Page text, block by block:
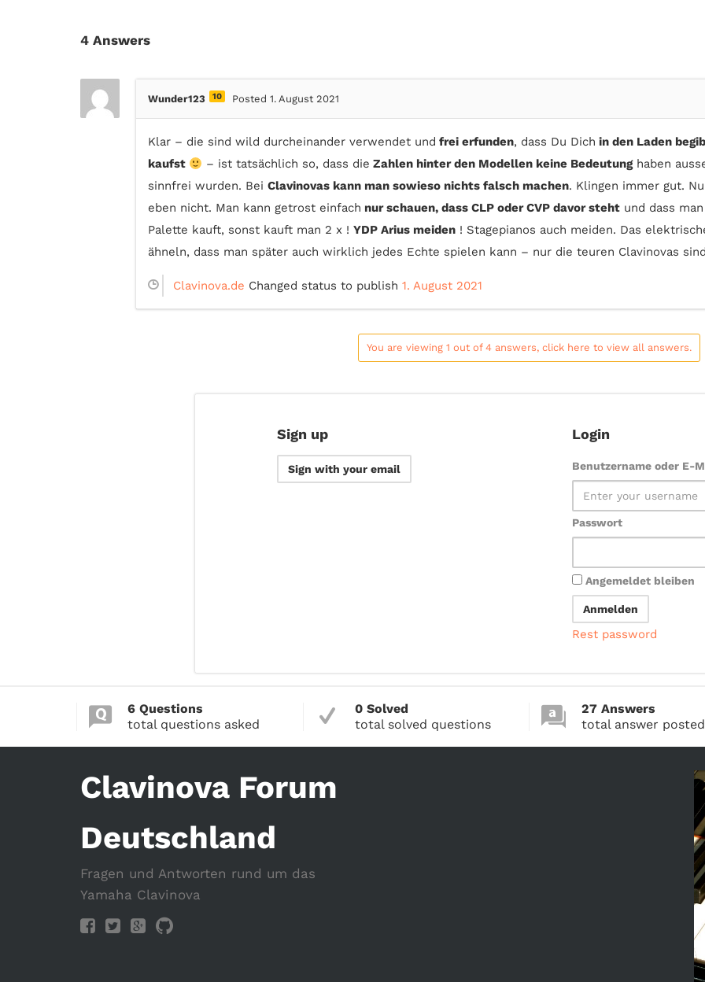
4 Answers
Wunder123 10 Posted 1. August 2021
Klar – die sind wild durcheinander verwendet und frei erfunden, dass Du Dich in den Laden
kaufst
– ist tatsächlich so, dass die Zahlen hinter den Modellen keine Bedeutunghaben
sinnfrei wurden. Bei Clavinovas kann man sowieso nichts falsch machen. Klingen immer gut.
eben nicht. Man kann getrost einfach nur schauen, dass CLP oder CVP davor steht und dass man
Palette kauft, sonst kauft man 2 x ! YDP Arius meiden ! Stagepianos auch meiden. Das
ähneln, dass man später auch wirklich jedes Echte spielen kann – nur die teuren Clavinovas
Clavinova.de Changed status to publish 1. August 2021
You are viewing 1 out of 4 answers, click here to view all answers.
Sign up
Sign with your email
Login
Benutzername oder E-
Passwort
Angemeldet bleiben
Rest password
6 Questions
total questions asked
0 Solved
total solved questions
27 Answers
total answer posted
Clavinova Forum
Deutschland
Fragen und Antworten rund um das
Yamaha Clavinova